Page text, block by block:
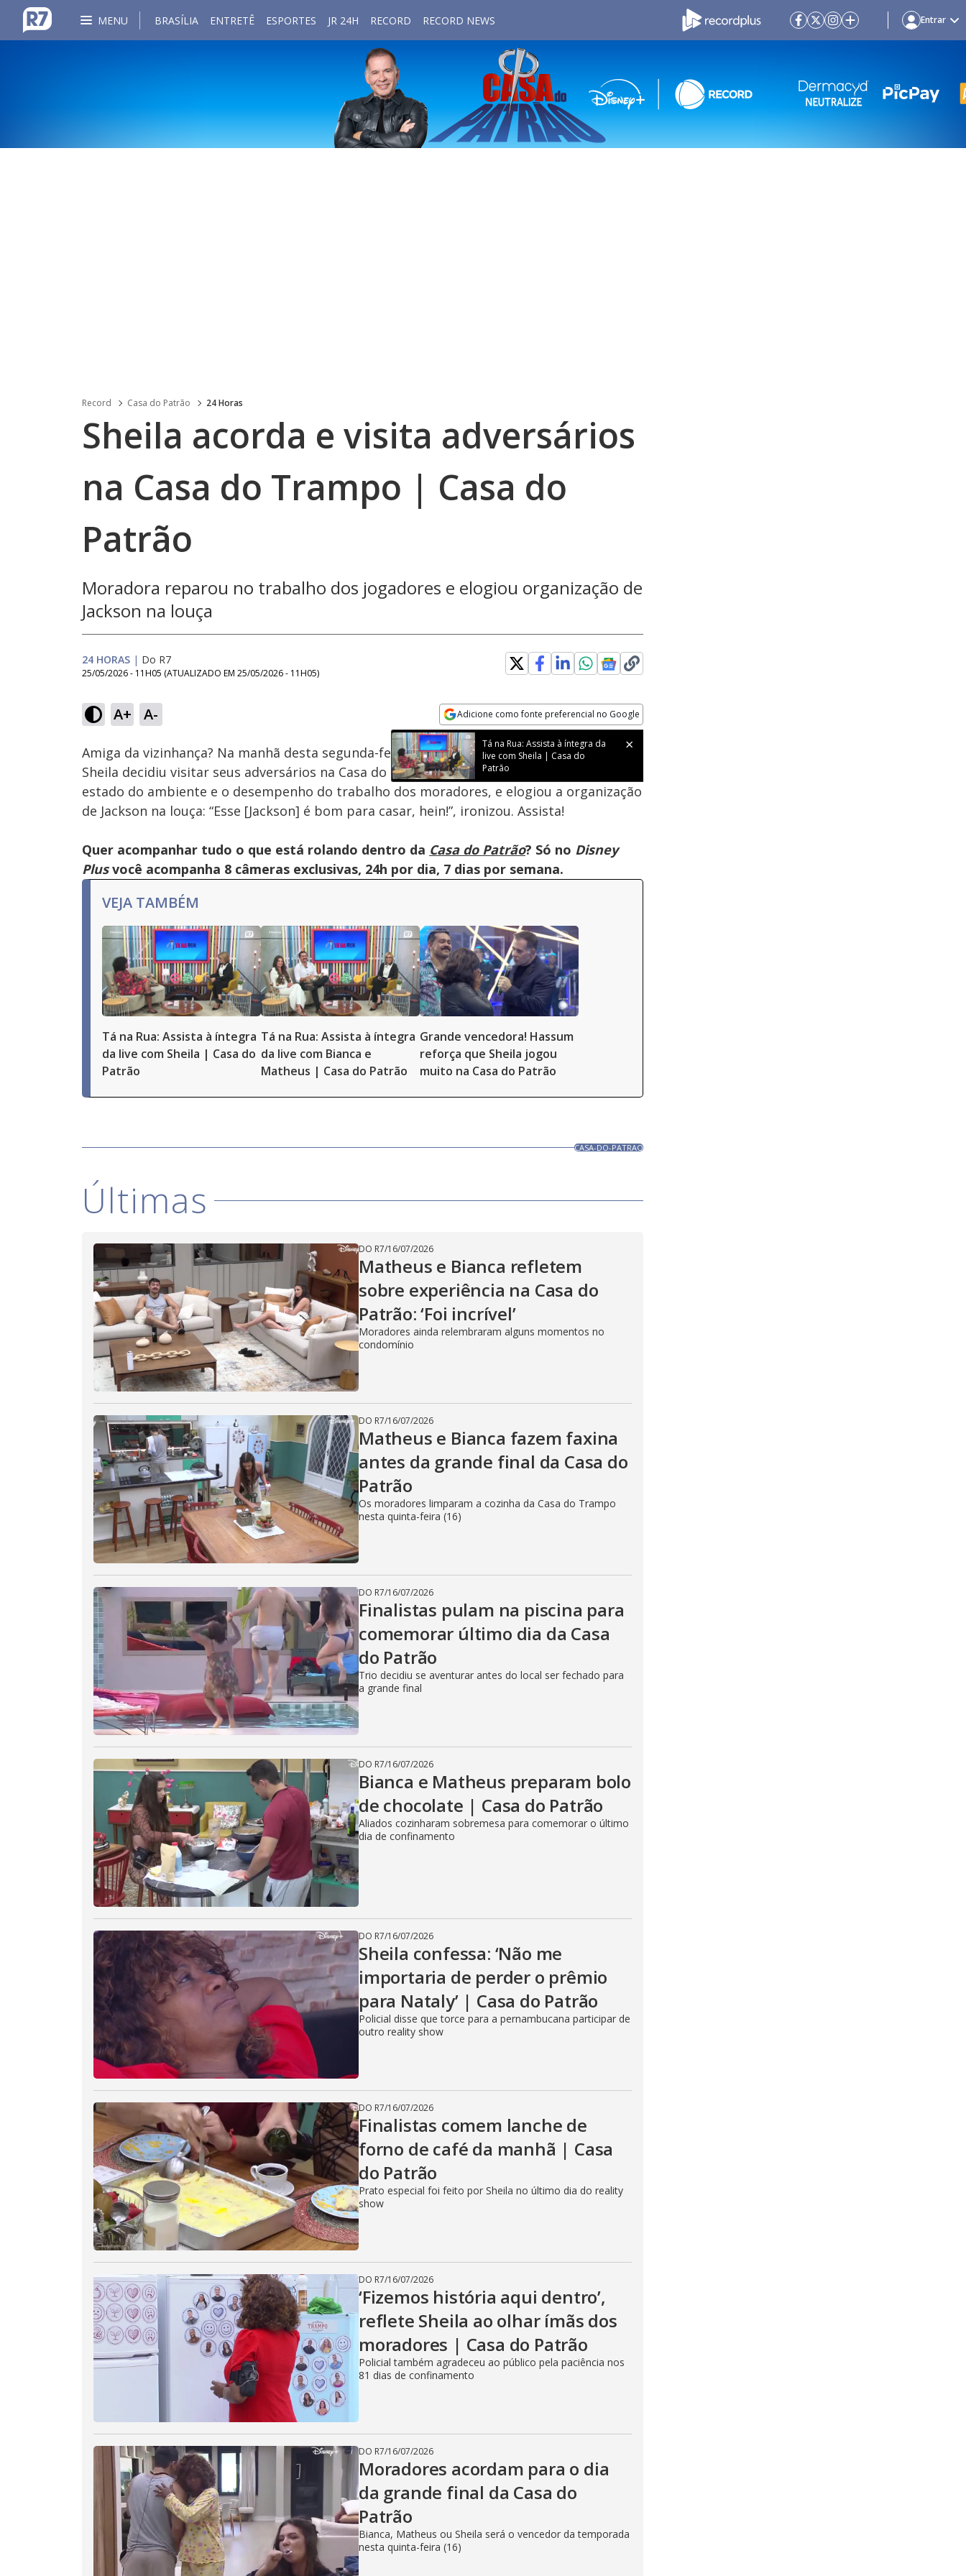
MENU BRASÍLIA ENTRETÊ ESPORTES JR 24H RECORD RECORD NEWS Entrar
Record Casa do Patrão 24 Horas
Sheila acorda e visita adversários
na Casa do Trampo | Casa do
Patrão
Moradora reparou no trabalho dos jogadores e elogiou organização de
Jackson na louça
24 HORAS | Do R7
25/05/2026 - 11H05 (ATUALIZADO EM 25/05/2026 - 11H05)
A+ A- Adicione como fonte preferencial no Google
Opens in new window
Tá na Rua: Assista à íntegra da
live com Sheila | Casa do
Patrão
Ativar
Som
Velocidade
Amiga da vizinhança? Na manhã desta segunda-feira (25), após gravar seu vídeo diário,
Sheila decidiu visitar seus adversários na Casa do Trampo. Ao chegar, a policial analisou o
estado do ambiente e o desempenho do trabalho dos moradores, e elogiou a organização
de Jackson na louça: “Esse [Jackson] é bom para casar, hein!”, ironizou. Assista!
Quer acompanhar tudo o que está rolando dentro da Casa do Patrão? Só no Disney
Plusvocê acompanha 8 câmeras exclusivas, 24h por dia, 7 dias por semana.
VEJA TAMBÉM
Tá na Rua: Assista à íntegra
da live com Sheila | Casa do
Patrão
Tá na Rua: Assista à íntegra
da live com Bianca e
Matheus | Casa do Patrão
Grande vencedora! Hassum
reforça que Sheila jogou
muito na Casa do Patrão
CASA-DO-PATRAO
Últimas
DO R7/16/07/2026
Matheus e Bianca refletem
sobre experiência na Casa do
Patrão: ‘Foi incrível’
Moradores ainda relembraram alguns momentos no
condomínio
DO R7/16/07/2026
Matheus e Bianca fazem faxina
antes da grande final da Casa do
Patrão
Os moradores limparam a cozinha da Casa do Trampo
nesta quinta-feira (16)
DO R7/16/07/2026
Finalistas pulam na piscina para
comemorar último dia da Casa
do Patrão
Trio decidiu se aventurar antes do local ser fechado para
a grande final
DO R7/16/07/2026
Bianca e Matheus preparam bolo
de chocolate | Casa do Patrão
Aliados cozinharam sobremesa para comemorar o último
dia de confinamento
DO R7/16/07/2026
Sheila confessa: ‘Não me
importaria de perder o prêmio
para Nataly’ | Casa do Patrão
Policial disse que torce para a pernambucana participar de
outro reality show
DO R7/16/07/2026
Finalistas comem lanche de
forno de café da manhã | Casa
do Patrão
Prato especial foi feito por Sheila no último dia do reality
show
DO R7/16/07/2026
‘Fizemos história aqui dentro’,
reflete Sheila ao olhar ímãs dos
moradores | Casa do Patrão
Policial também agradeceu ao público pela paciência nos
81 dias de confinamento
DO R7/16/07/2026
Moradores acordam para o dia
da grande final da Casa do
Patrão
Bianca, Matheus ou Sheila será o vencedor da temporada
nesta quinta-feira (16)